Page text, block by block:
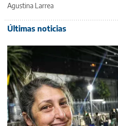
Agustina Larrea
Últimas noticias